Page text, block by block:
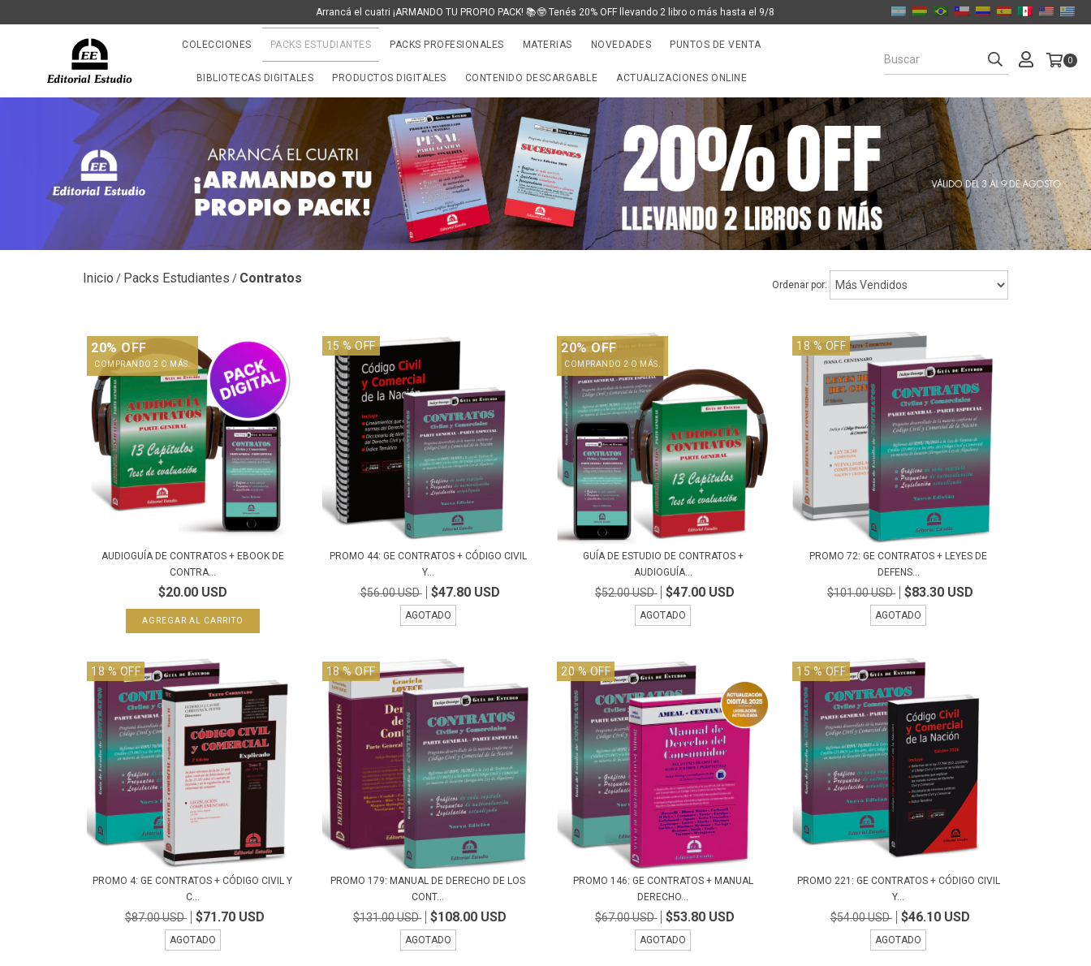
Arrancá el cuatri ¡ARMANDO TU PROPIO PACK! 📚🤓 Tenés 20% OFF llevando 2 libro o más hasta el 9/8
COLECCIONES PACKS ESTUDIANTES PACKS PROFESIONALES MATERIAS NOVEDADES PUNTOS DE VENTA
BIBLIOTECAS DIGITALES PRODUCTOS DIGITALES CONTENIDO DESCARGABLE ACTUALIZACIONES ONLINE
0
Inicio / Packs Estudiantes / Contratos Ordenar por:
20% OFF
COMPRANDO 2 O MÁS.
AUDIOGUÍA DE CONTRATOS + EBOOK DE
CONTRA...
$20.00 USD
15 % OFF
PROMO 44: GE CONTRATOS + CÓDIGO CIVIL
Y...
$56.00 USD $47.80 USD
AGOTADO
20% OFF
COMPRANDO 2 O MÁS.
GUÍA DE ESTUDIO DE CONTRATOS +
AUDIOGUÍA...
$52.00 USD $47.00 USD
AGOTADO
18 % OFF
PROMO 72: GE CONTRATOS + LEYES DE
DEFENS...
$101.00 USD $83.30 USD
AGOTADO
18 % OFF
PROMO 4: GE CONTRATOS + CÓDIGO CIVIL Y
C...
$87.00 USD $71.70 USD
AGOTADO
18 % OFF
PROMO 179: MANUAL DE DERECHO DE LOS
CONT...
$131.00 USD $108.00 USD
AGOTADO
20 % OFF
PROMO 146: GE CONTRATOS + MANUAL
DERECHO...
$67.00 USD $53.80 USD
AGOTADO
15 % OFF
PROMO 221: GE CONTRATOS + CÓDIGO CIVIL
Y...
$54.00 USD $46.10 USD
AGOTADO